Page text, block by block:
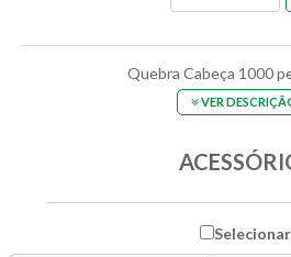
Quebra Cabeça 1000
VER
Selecionar